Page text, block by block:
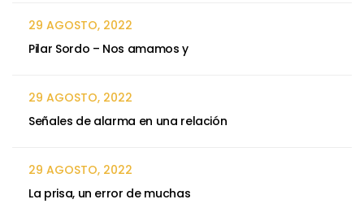
29 AGOSTO, 2022
Pilar Sordo – Nos amamos y
29 AGOSTO, 2022
Señales de alarma en una relación
29 AGOSTO, 2022
La prisa, un error de muchas